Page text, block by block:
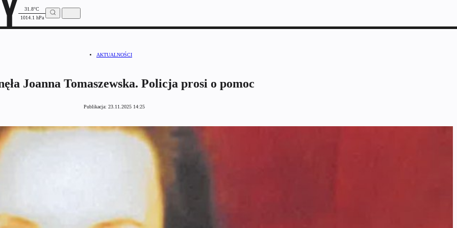
31.8°C
1014.1 hPa
AKTUALNOŚCI
Joanna Tomaszewska. Policja prosi o pomoc
Publikacja: 23.11.2025 14:25